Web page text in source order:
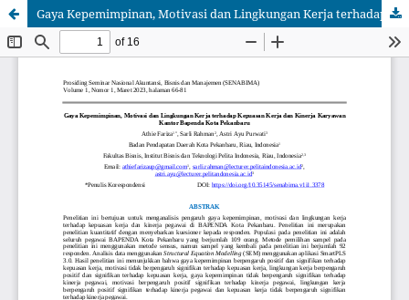
Gaya Kepemimpinan, Motivasi dan Lingkungan Kerja terhadap Kepuasan Kerja dan Kinerja Karyawan Kantor Bapenda Kota Pekanbaru